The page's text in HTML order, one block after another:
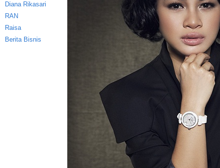
Diana Rikasari
RAN
Raisa
Berita Bisnis